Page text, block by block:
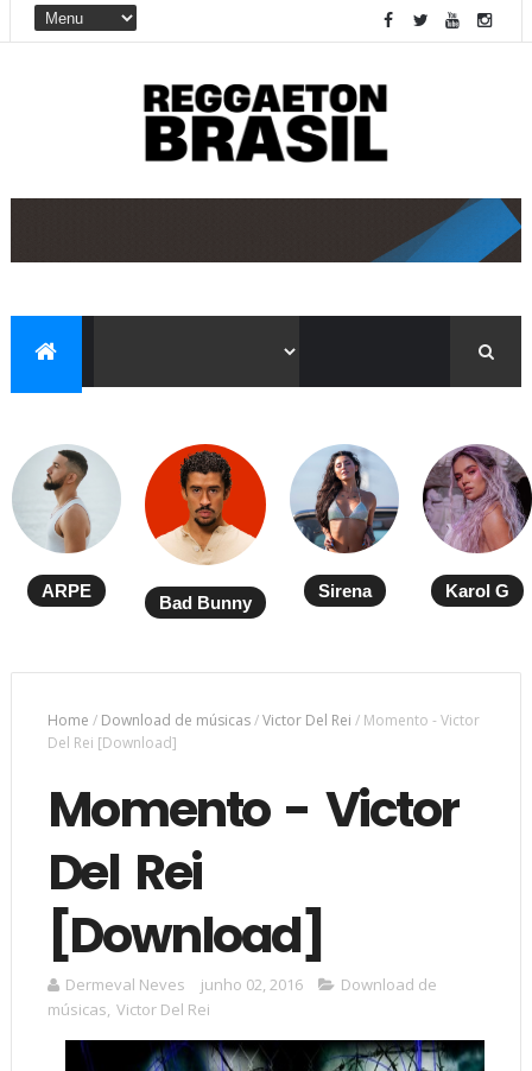
ARPE
Bad Bunny
Sirena Karol G
Home / Download de músicas/Victor Del Rei / Momento - Victor
Del Rei [Download]
Momento - Victor
Del Rei
[Download]
Dermeval Neves junho 02, 2016
Download de
músicas, Victor Del Rei